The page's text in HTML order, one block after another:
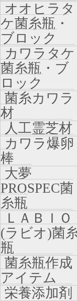
オオヒラタ
ケ菌糸瓶・
ブロック
カワラタケ
菌糸瓶・ブ
ロック
菌糸カワラ
材
人工霊芝材
カワラ爆卵
棒
大夢
PROSPEC菌
糸瓶
ＬＡＢＩＯ
(ラビオ)菌
瓶
菌糸瓶作成
アイテム
栄養添加剤